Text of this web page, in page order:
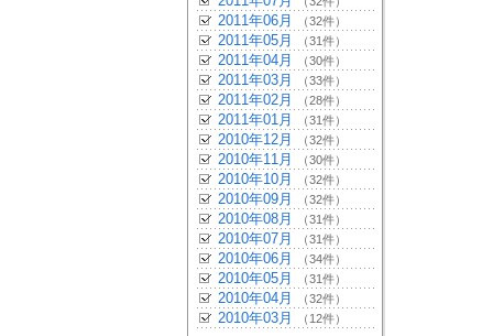
2011年06月 （32件）
2011年05月 （31件）
2011年04月 （30件）
2011年03月 （33件）
2011年02月 （28件）
2011年01月 （31件）
2010年12月 （32件）
2010年11月 （30件）
2010年10月 （32件）
2010年09月 （32件）
2010年08月 （31件）
2010年07月 （31件）
2010年06月 （34件）
2010年05月 （31件）
2010年04月 （32件）
2010年03月 （12件）